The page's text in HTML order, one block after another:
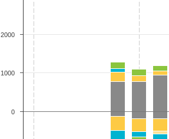
0
1000
2000